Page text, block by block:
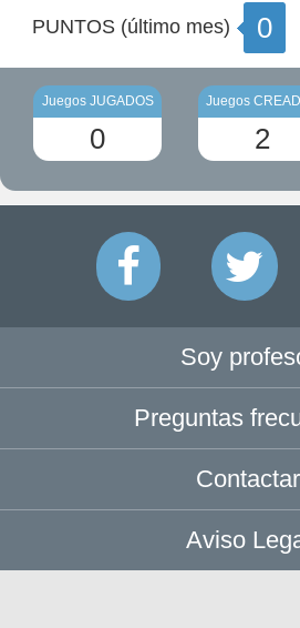
PUNTOS (último mes) 0
Juegos JUGADOS
0
Juegos
2
Soy
Preguntas
Contactar
Aviso